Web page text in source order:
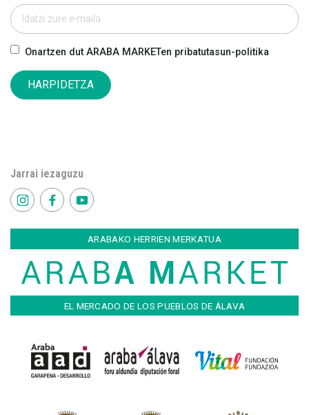
Onartzen dut ARABA MARKETen pribatutasun-politika
HARPIDETZA
Jarrai iezaguzu
ARABAKO HERRIEN MERKATUA
EL MERCADO DE LOS PUEBLOS DE ÁLAVA